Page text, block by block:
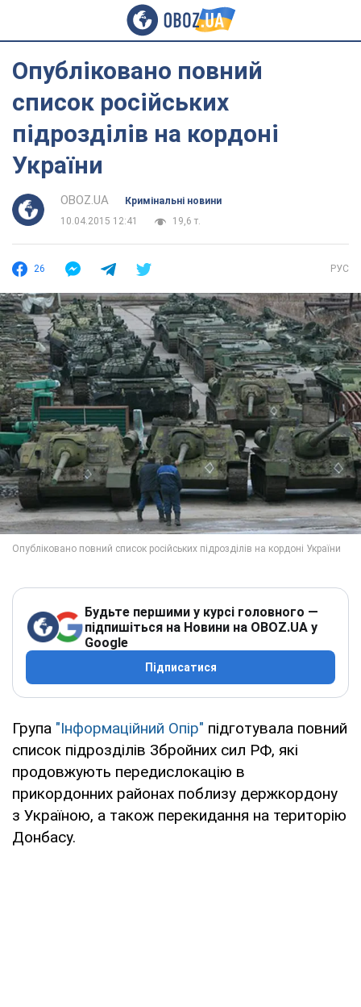
Опубліковано повний
список російських
підрозділів на кордоні
України
OBOZ.UA
Кримінальні новини
10.04.2015 12:41
19,6 т.
26 РУС
Будьте першими у курсі головного —
підпишіться на Новини на OBOZ.UA у
Google
Підписатися
Група "Інформаційний Опір" підготувала повний
список підрозділів Збройних сил РФ, які
продовжують передислокацію в
прикордонних районах поблизу держкордону
з Україною, а також перекидання на територію
Донбасу.